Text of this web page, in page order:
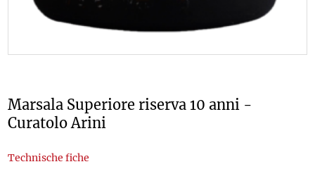
Marsala Superiore riserva 10 anni -
Curatolo Arini
Technische fiche